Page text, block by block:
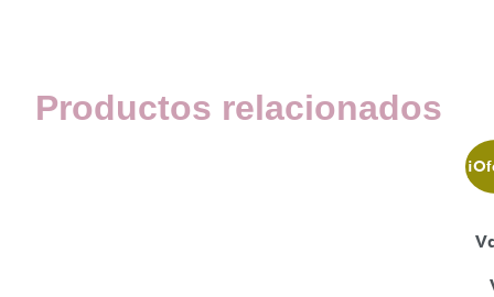
Productos relacionados